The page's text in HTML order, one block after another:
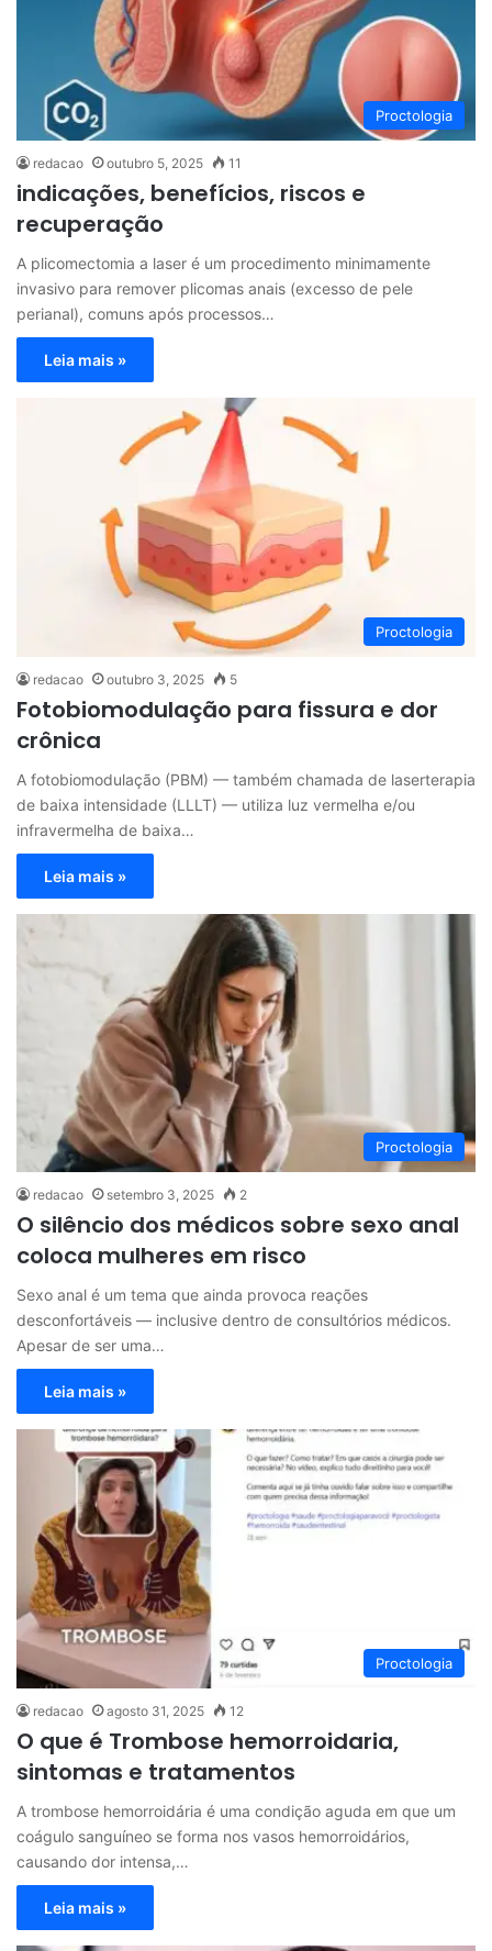
Proctologia
redacao outubro 5, 2025 11
indicações, benefícios, riscos e
recuperação
A plicomectomia a laser é um procedimento minimamente
invasivo para remover plicomas anais (excesso de pele
perianal), comuns após processos…
Leia mais »
Proctologia
redacao outubro 3, 2025 5
Fotobiomodulação para fissura e dor
crônica
A fotobiomodulação (PBM) — também chamada de laserterapia
de baixa intensidade (LLLT) — utiliza luz vermelha e/ou
infravermelha de baixa…
Leia mais »
Proctologia
redacao setembro 3, 2025 2
O silêncio dos médicos sobre sexo anal
coloca mulheres em risco
Sexo anal é um tema que ainda provoca reações
desconfortáveis — inclusive dentro de consultórios médicos.
Apesar de ser uma…
Leia mais »
Proctologia
redacao agosto 31, 2025 12
O que é Trombose hemorroidaria,
sintomas e tratamentos
A trombose hemorroidária é uma condição aguda em que um
coágulo sanguíneo se forma nos vasos hemorroidários,
causando dor intensa,…
Leia mais »